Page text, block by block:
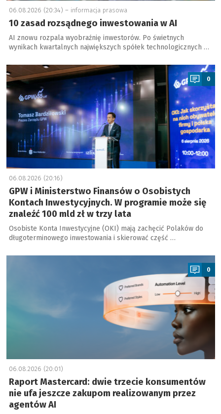
06.08.2026 (20:34) – informacja prasowa
10 zasad rozsądnego inwestowania w AI
AI znowu rozpala wyobraźnię inwestorów. Po świetnych
wynikach kwartalnych największych spółek technologicznych …
a
0
06.08.2026 (20:16)
GPW i Ministerstwo Finansów o Osobistych
Kontach Inwestycyjnych. W programie może się
znaleźć 100 mld zł w trzy lata
Osobiste Konta Inwestycyjne (OKI) mają zachęcić Polaków do
długoterminowego inwestowania i skierować część …
a
0
06.08.2026 (20:01)
Raport Mastercard: dwie trzecie konsumentów
nie ufa jeszcze zakupom realizowanym przez
agentów AI